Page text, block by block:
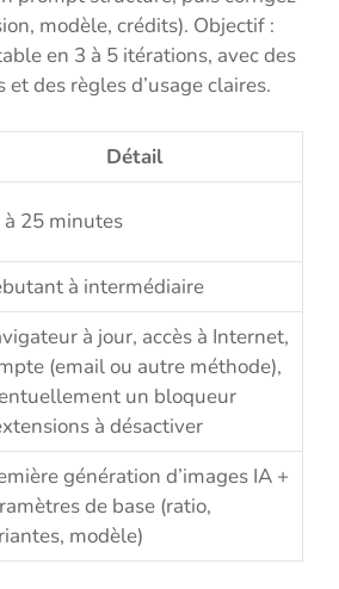
modèle, crédits). Objectif :
en 3 à 5 itérations, avec des
des règles d’usage claires.
Détail
à 25 minutes
à intermédiaire
à jour, accès à Internet,
(email ou autre méthode),
un bloqueur
à désactiver
génération d’images IA +
de base (ratio,
modèle)